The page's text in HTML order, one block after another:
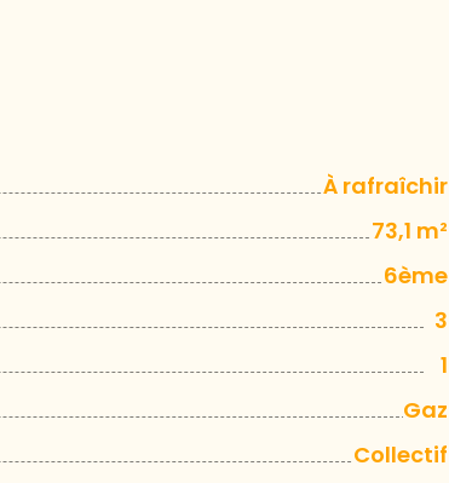
À rafraîchir
73,1 m²
6ème
3
1
Gaz
Collectif